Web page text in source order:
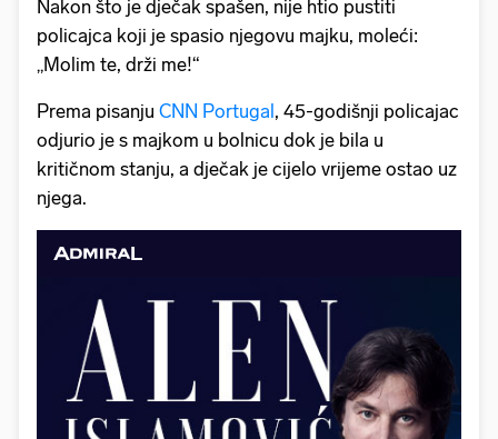
Nakon što je dječak spašen, nije htio pustiti
policajca koji je spasio njegovu majku, moleći:
„Molim te, drži me!“
Prema pisanju CNN Portugal , 45-godišnji policajac
odjurio je s majkom u bolnicu dok je bila u
kritičnom stanju, a dječak je cijelo vrijeme ostao uz
njega.